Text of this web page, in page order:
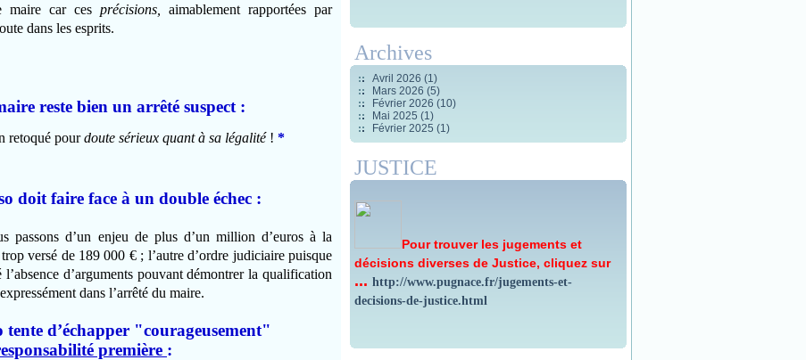
maire car ces précisions, aimablement rapportées par
dans les esprits.
reste bien un arrêté suspect :
retoqué pourdoute sérieux quant à sa légalité ! *
doit faire face à un double échec :
passons d’un enjeu de plus d’un million d’euros à la
versé de 189 000 € ; l’autre d’ordre judiciaire puisque
d’arguments pouvant démontrer la qualification
dans l’arrêté du maire.
d’échapper "courageusement"
première :
Archives
Avril 2026 (1)
Mars 2026 (5)
Février 2026 (10)
Mai 2025 (1)
Février 2025 (1)
JUSTICE
Pour trouver les jugements et
décisions diverses de Justice, cliquez sur
... http://www.pugnace.fr/jugements-et-
decisions-de-justice.html